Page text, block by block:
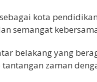
kota
semangat
belakang yang
zaman